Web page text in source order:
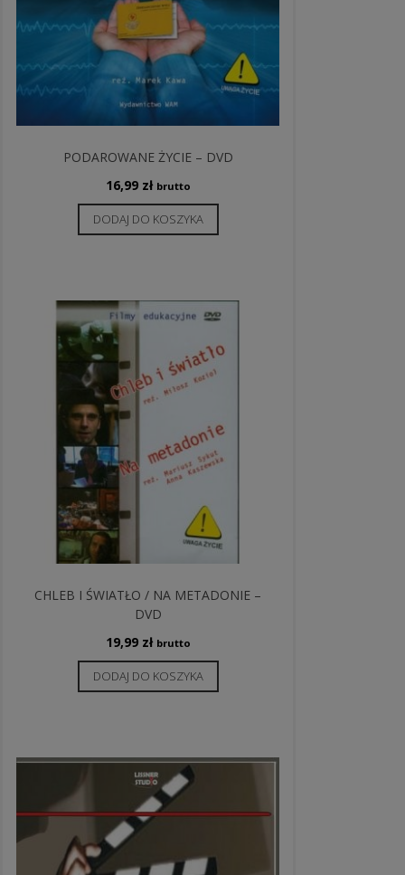
PODAROWANE ŻYCIE – DVD
16,99 zł brutto
DODAJ DO KOSZYKA
CHLEB I ŚWIATŁO / NA METADONIE –
DVD
19,99 zł brutto
DODAJ DO KOSZYKA